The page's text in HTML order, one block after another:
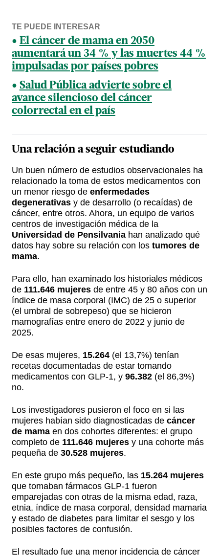
TE PUEDE INTERESAR
El cáncer de mama en 2050
aumentará un 34 % y las muertes 44 %
impulsadas por países pobres
Salud Pública advierte sobre el
avance silencioso del cáncer
colorrectal en el país
Una relación a seguir estudiando
Un buen número de estudios observacionales ha
relacionado la toma de estos medicamentos con
un menor riesgo de enfermedades
degenerativas y de desarrollo (o recaídas) de
cáncer, entre otros. Ahora, un equipo de varios
centros de investigación médica de la
Universidad de Pensilvania han analizado qué
datos hay sobre su relación con los tumores de
mama.
Para ello, han examinado los historiales médicos
de 111.646 mujeres de entre 45 y 80 años con un
índice de masa corporal (IMC) de 25 o superior
(el umbral de sobrepeso) que se hicieron
mamografías entre enero de 2022 y junio de
2025.
De esas mujeres, 15.264 (el 13,7%) tenían
recetas documentadas de estar tomando
medicamentos con GLP-1, y 96.382 (el 86,3%)
no.
Los investigadores pusieron el foco en si las
mujeres habían sido diagnosticadas de cáncer
de mama en dos cohortes diferentes: el grupo
completo de 111.646 mujeres y una cohorte más
pequeña de 30.528 mujeres.
En este grupo más pequeño, las 15.264 mujeres
que tomaban fármacos GLP-1 fueron
emparejadas con otras de la misma edad, raza,
etnia, índice de masa corporal, densidad mamaria
y estado de diabetes para limitar el sesgo y los
posibles factores de confusión.
El resultado fue una menor incidencia de cáncer